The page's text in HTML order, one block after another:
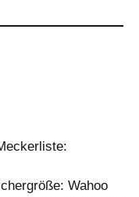
Wahoo